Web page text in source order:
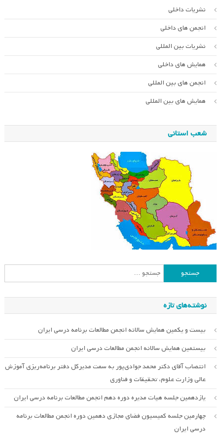
نشریات داخلی
انجمن های داخلی
نشریات بین المللی
همایش های داخلی
انجمن های بین المللی
همایش های بین المللی
شعب استانی
جستجو
برای:
نوشته‌های تازه
بیست و یکمین همایش سالانه انجمن مطالعات برنامه درسی ایران
بیستمین همایش سالانه انجمن مطالعات درسی ایران
انتصاب آقای دکتر محمد جوادی‌پور به سمت مدیرکل دفتر برنامه‌ریزی آموزش
عالی وزارت علوم، تحقیقات و فناوری
یازدهمین جلسه هیات مدیره دوره دهم انجمن مطالعات برنامه درسی ایران
چهارمین جلسه کمیسیون فضای مجازی دهمین دوره انجمن مطالعات برنامه
درسی ایران